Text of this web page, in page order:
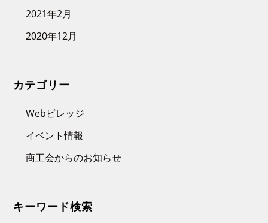
2021年2月
2020年12月
カテゴリー
Webビレッジ
イベント情報
商工会からのお知らせ
キーワード検索